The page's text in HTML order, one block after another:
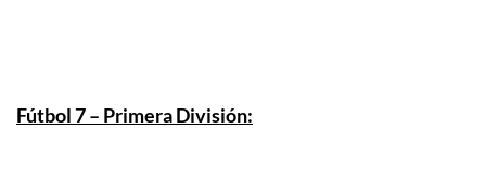
Fútbol 7 – Primera División: